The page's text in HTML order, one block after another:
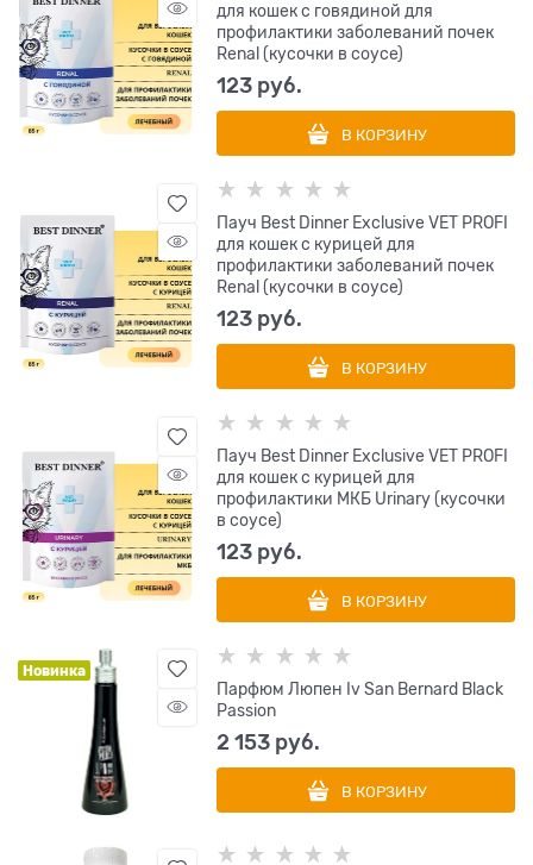
для кошек с говядиной для
профилактики заболеваний почек
Renal (кусочки в соусе)
123 руб.
В КОРЗИНУ
Пауч Best Dinner Exclusive VET PROFI
для кошек с курицей для
профилактики заболеваний почек
Renal (кусочки в соусе)
123 руб.
В КОРЗИНУ
Пауч Best Dinner Exclusive VET PROFI
для кошек с курицей для
профилактики МКБ Urinary (кусочки
в соусе)
123 руб.
В КОРЗИНУ
Новинка
Парфюм Люпен Iv San Bernard Black
Passion
2 153 руб.
В КОРЗИНУ